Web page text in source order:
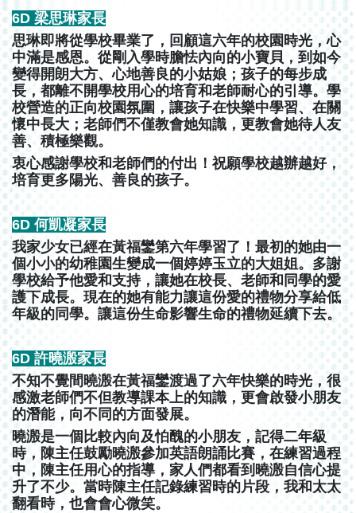
6D 梁思琳家長
思琳即將從學校畢業了，回顧這六年的校園時光，心
中滿是感恩。從剛入學時膽怯內向的小寶貝，到如今
變得開朗大方、心地善良的小姑娘；孩子的每步成
長，都離不開學校用心的培育和老師耐心的引導。學
校營造的正向校園氛圍，讓孩子在快樂中學習、在關
懷中長大；老師們不僅教會她知識，更教會她待人友
善、積極樂觀。
衷心感謝學校和老師們的付出！祝願學校越辦越好，
培育更多陽光、善良的孩子。
6D 何凱凝家長
我家少女已經在黃福鑾第六年學習了！最初的她由一
個小小的幼稚園生變成一個婷婷玉立的大姐姐。多謝
學校給予他愛和支持，讓她在校長、老師和同學的愛
護下成長。現在的她有能力讓這份愛的禮物分享給低
年級的同學。讓這份生命影響生命的禮物延續下去。
6D 許曉溵家長
不知不覺間曉溵在黃福鑾渡過了六年快樂的時光，很
感激老師們不但教導課本上的知識，更會啟發小朋友
的潛能，向不同的方面發展。
曉溵是一個比較內向及怕醜的小朋友，記得二年級
時，陳主任鼓勵曉溵參加英語朗誦比賽，在練習過程
中，陳主任用心的指導，家人們都看到曉溵自信心提
升了不少。當時陳主任記錄練習時的片段，我和太太
翻看時，也會會心微笑。